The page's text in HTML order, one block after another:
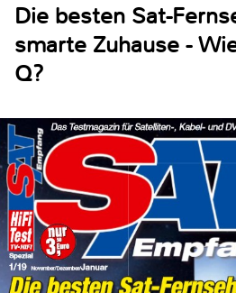
Die besten Sat-
smarte Zuhause -
Q?